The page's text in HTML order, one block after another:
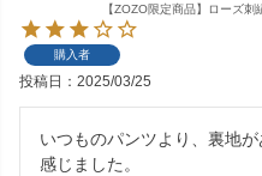
【ZOZO限定商品】ローズ刺
購入者
投稿日 2025/03/25
いつものパンツより、裏地
感じました。